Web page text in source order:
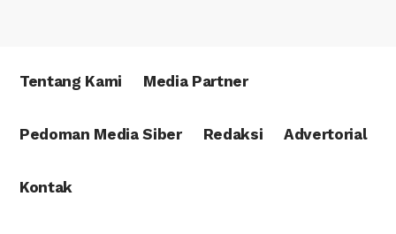
Tentang Kami Media Partner
Pedoman Media Siber Redaksi Advertorial
Kontak